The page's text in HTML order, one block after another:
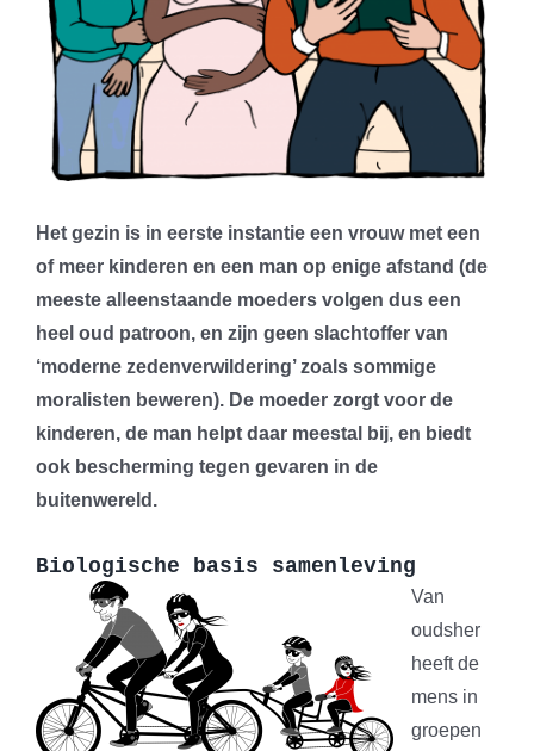
Het gezin is in eerste instantie een vrouw met een
of meer kinderen en een man op enige afstand (de
meeste alleenstaande moeders volgen dus een
heel oud patroon, en zijn geen slachtoffer van
‘moderne zedenverwildering’ zoals sommige
moralisten beweren). De moeder zorgt voor de
kinderen, de man helpt daar meestal bij, en biedt
ook bescherming tegen gevaren in de
buitenwereld.
Biologische basis samenleving
Van
oudsher
heeft de
mens in
groepen